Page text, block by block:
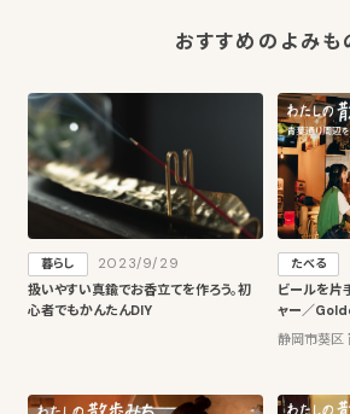
おすすめのよみも
暮らし
2023/9/29
扱いやすい真鍮でお香立てを作ろう。初
心者でもかんたんDIY
たべる
ビールを片
ャー／
静岡市葵区